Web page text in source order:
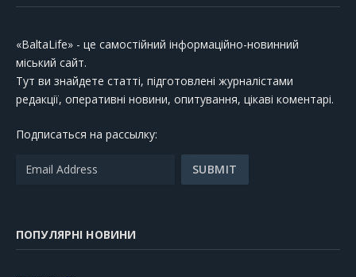
«BaltaLife» - це самостійний інформаційно-новинний
міський сайт.
Тут ви знайдете статті, підготовлені журналістами
редакції, оперативні новини, опитування, цікаві коментарі.
Подписаться на рассылку:
ПОПУЛЯРНІ НОВИНИ